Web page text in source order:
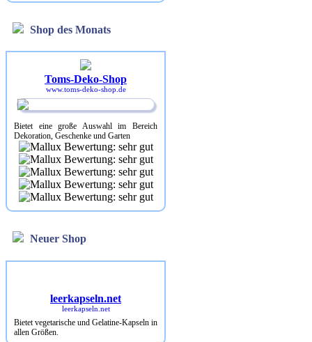
Shop des Monats
Toms-Deko-Shop
www.toms-deko-shop.de
Bietet eine große Auswahl im Bereich
Dekoration, Geschenke und Garten
Neuer Shop
leerkapseln.net
leerkapseln.net
Bietet vegetarische und Gelatine-Kapseln in
allen Größen.